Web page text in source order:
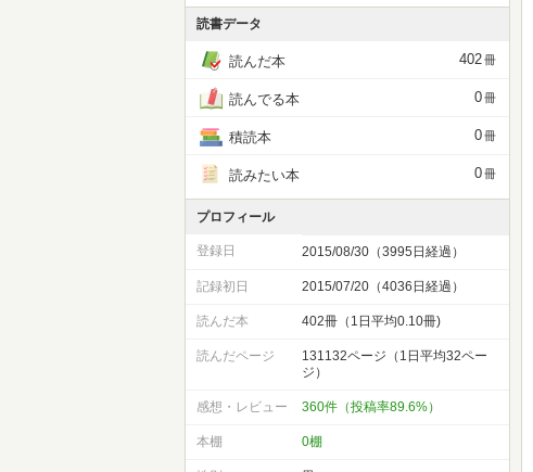
読書データ
読んだ本 402冊
読んでる本 0冊
積読本 0冊
読みたい本 0冊
プロフィール
登録日 2015/08/30（3995日経過）
記録初日 2015/07/20（4036日経過）
読んだ本 402冊（1日平均0.10冊)
読んだページ
131132ページ（1日平均32ペー
ジ）
感想・レビュー 360件（投稿率89.6%）
本棚 0棚